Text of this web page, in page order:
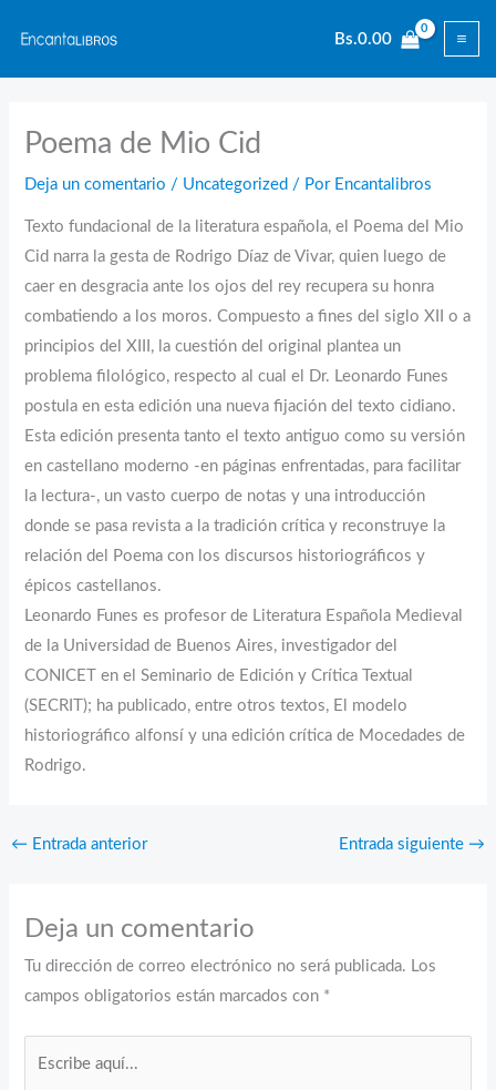
contenido
Bs.0.00
Poema de Mio Cid
Deja un comentario / Uncategorized / Por Encantalibros
Texto fundacional de la literatura española, el Poema del Mio
Cid narra la gesta de Rodrigo Díaz de Vivar, quien luego de
caer en desgracia ante los ojos del rey recupera su honra
combatiendo a los moros. Compuesto a fines del siglo XII o a
principios del XIII, la cuestión del original plantea un
problema filológico, respecto al cual el Dr. Leonardo Funes
postula en esta edición una nueva fijación del texto cidiano.
Esta edición presenta tanto el texto antiguo como su versión
en castellano moderno -en páginas enfrentadas, para facilitar
la lectura-, un vasto cuerpo de notas y una introducción
donde se pasa revista a la tradición crítica y reconstruye la
relación del Poema con los discursos historiográficos y
épicos castellanos.
Leonardo Funes es profesor de Literatura Española Medieval
de la Universidad de Buenos Aires, investigador del
CONICET en el Seminario de Edición y Crítica Textual
(SECRIT); ha publicado, entre otros textos, El modelo
historiográfico alfonsí y una edición crítica de Mocedades de
Rodrigo.
← Entrada anterior Entrada siguiente →
Deja un comentario
Tu dirección de correo electrónico no será publicada. Los
campos obligatorios están marcados con *